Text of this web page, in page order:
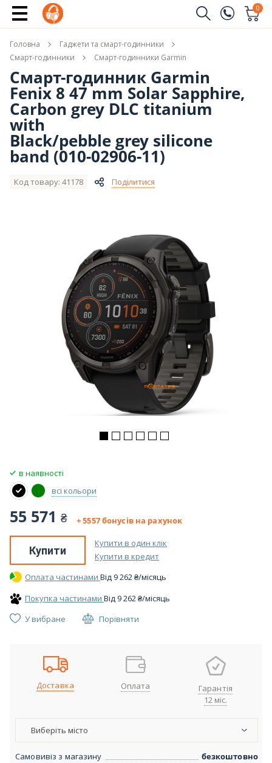
(096)
(044)
0
Ім'я
Телефон
Надіслати
Головна
Гаджети та смарт-годинники
Смарт-годинники
Смарт-годинники Garmin
Смарт-годинник Garmin
Fenix 8 47 mm Solar Sapphire,
Carbon grey DLC titanium
with
Black/pebble grey silicone
band (010-02906-11)
Код товару: 41178 Поділитися
в наявності
всі кольори
55 571 ₴ + 5557 бонусів на рахунок
Купити
Купити в один клік
Купити в кредит
Оплата частинами Вiд9 262₴/місяць
Покупка частинами Вiд9 262₴/місяць
У вибране
Порівняти
Доставка Оплата
Гарантія
12 міс.
Виберіть місто
Самовивіз з магазину
безкоштовно
+ 5557 бонусів
Купити